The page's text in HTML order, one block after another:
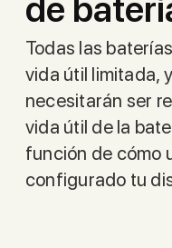
de
Todas las
vida útil limitada,
necesitarán ser
vida útil de la
función de cómo
configurado tu